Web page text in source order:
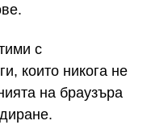
с
които никога не
на браузъра